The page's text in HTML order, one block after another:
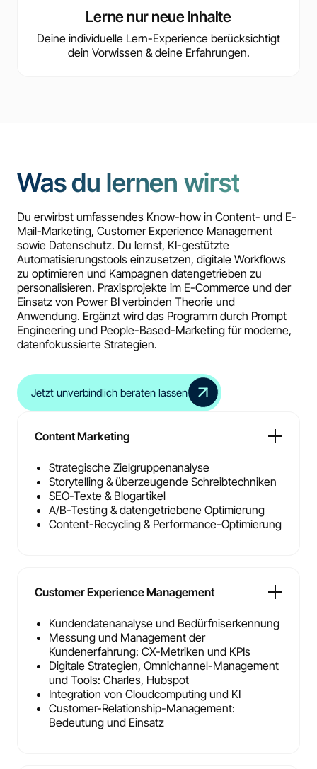
Lerne nur neue Inhalte
Deine individuelle Lern-Experience berücksichtigt
dein Vorwissen & deine Erfahrungen.
Was du lernen wirst
Du erwirbst umfassendes Know-how in Content- und E-
Mail-Marketing, Customer Experience Management
sowie Datenschutz. Du lernst, KI-gestützte
Automatisierungstools einzusetzen, digitale Workflows
zu optimieren und Kampagnen datengetrieben zu
personalisieren. Praxisprojekte im E-Commerce und der
Einsatz von Power BI verbinden Theorie und
Anwendung. Ergänzt wird das Programm durch Prompt
Engineering und People-Based-Marketing für moderne,
datenfokussierte Strategien.
Jetzt unverbindlich beraten lassen
Content Marketing
Strategische Zielgruppenanalyse
Storytelling & überzeugende Schreibtechniken
SEO-Texte & Blogartikel
A/B-Testing & datengetriebene Optimierung
Content-Recycling & Performance-Optimierung
Customer Experience Management
Kundendatenanalyse und Bedürfniserkennung
Messung und Management der
Kundenerfahrung: CX-Metriken und KPIs
Digitale Strategien, Omnichannel-Management
und Tools: Charles, Hubspot
Integration von Cloudcomputing und KI
Customer-Relationship-Management:
Bedeutung und Einsatz